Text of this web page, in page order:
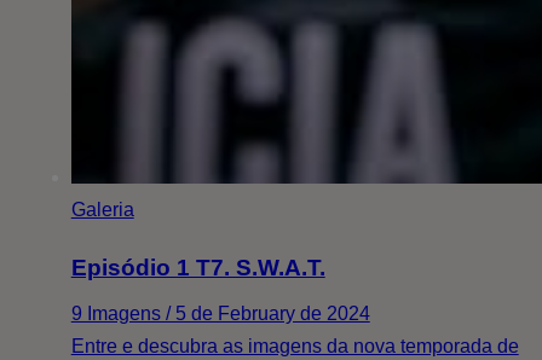
Galeria
Episódio 1 T7. S.W.A.T.
9 Imagens / 5 de February de 2024
Entre e descubra as imagens da nova temporada de